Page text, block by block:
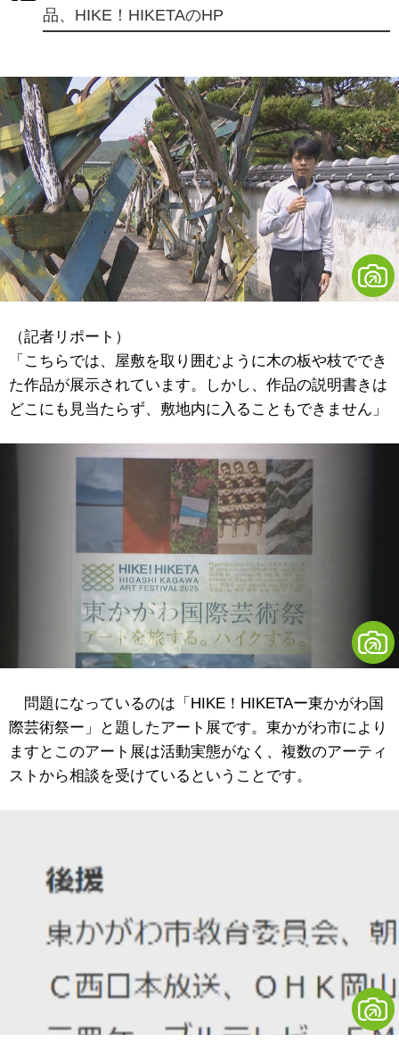
品、HIKE！HIKETAのHP
（記者リポート）
「こちらでは、屋敷を取り囲むように木の板や枝ででき
た作品が展示されています。しかし、作品の説明書きは
どこにも見当たらず、敷地内に入ることもできません」
問題になっているのは「HIKE！HIKETAー東かがわ国
際芸術祭ー」と題したアート展です。東かがわ市により
ますとこのアート展は活動実態がなく、複数のアーティ
ストから相談を受けているということです。